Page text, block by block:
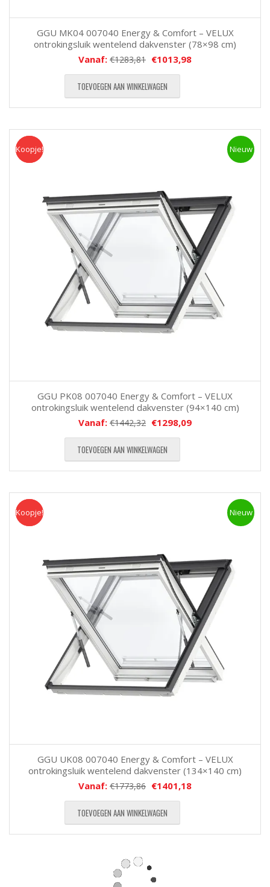
GGU MK04 007040 Energy & Comfort – VELUX
ontrokingsluik wentelend dakvenster (78×98 cm)
Vanaf: €1283,81 €1013,98
TOEVOEGEN AAN WINKELWAGEN
Koopje Nieuw
Koopje!
GGU PK08 007040 Energy & Comfort – VELUX
ontrokingsluik wentelend dakvenster (94×140 cm)
Vanaf: €1442,32 €1298,09
TOEVOEGEN AAN WINKELWAGEN
Koopje Nieuw
Koopje!
GGU UK08 007040 Energy & Comfort – VELUX
ontrokingsluik wentelend dakvenster (134×140 cm)
Vanaf: €1773,86 €1401,18
TOEVOEGEN AAN WINKELWAGEN